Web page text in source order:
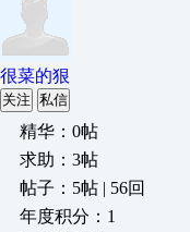
很菜的狠
关注 私信
精华：0帖
求助：3帖
帖子：5帖 | 56回
年度积分：1